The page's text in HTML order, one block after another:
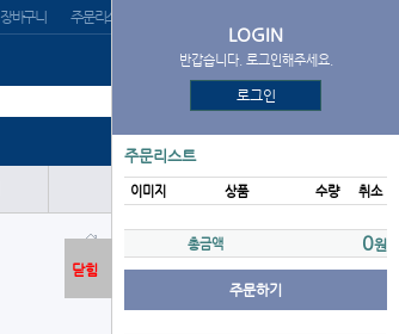
장바구니 주문리스트
BMC
LOGIN
반갑습니다. 로그인해주세요.
로그인
주문리스트
이미지 상품 수량 취소
총금액 0원
주문하기
닫힘